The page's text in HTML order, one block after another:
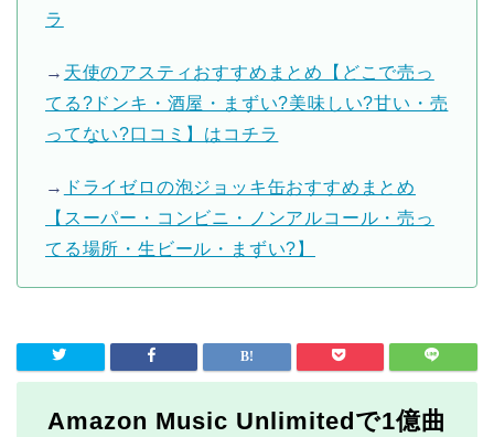
ラ
→ 天使のアスティおすすめまとめ【どこで売っ
てる?ドンキ・酒屋・まずい?美味しい?甘い・売
ってない?口コミ】はコチラ
→ ドライゼロの泡ジョッキ缶おすすめまとめ
【スーパー・コンビニ・ノンアルコール・売っ
てる場所・生ビール・まずい?】
Amazon Music Unlimitedで1億曲